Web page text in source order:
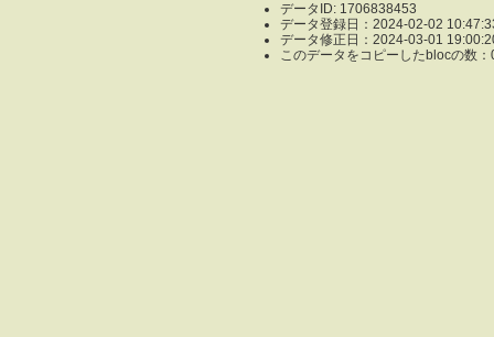
データID: 1706838453
データ登録日：2024-02-02
データ修正日：2024-03-01
このデータをコピーしたblocの数：